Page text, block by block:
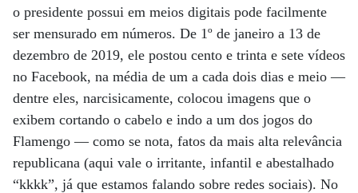
o presidente possui em meios digitais pode facilmente
ser mensurado em números. De 1º de janeiro a 13 de
dezembro de 2019, ele postou cento e trinta e sete vídeos
no Facebook, na média de um a cada dois dias e meio —
dentre eles, narcisicamente, colocou imagens que o
exibem cortando o cabelo e indo a um dos jogos do
Flamengo — como se nota, fatos da mais alta relevância
republicana (aqui vale o irritante, infantil e abestalhado
“kkkk”, já que estamos falando sobre redes sociais). No